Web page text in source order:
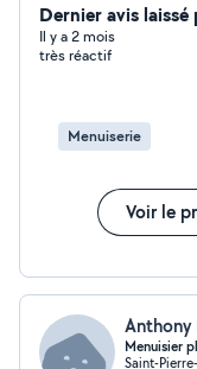
Montage entretien piscine
renseignement
Dernier avis
Il y a 2 mois
très réactif
Menuiserie
Voir le
Menuisier
Saint-